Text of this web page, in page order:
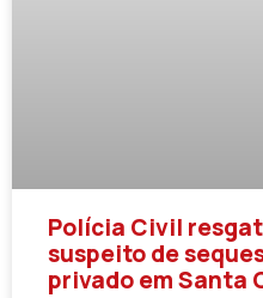
Polícia Civil
suspeito de
privado em Santa